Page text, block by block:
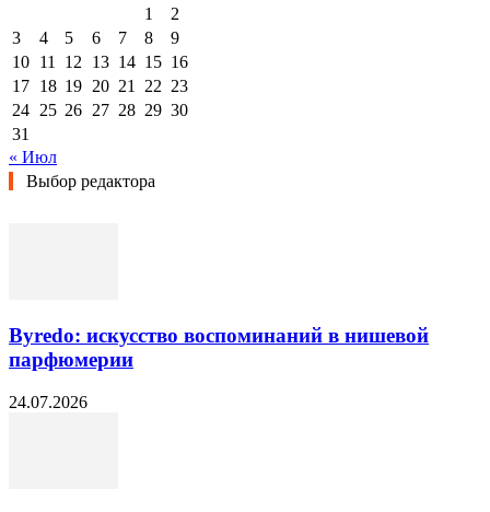
1
2
3
4 5 6 7 8
9
10 11 12 13 14 15 16
17 18 19 20 21 22 23
24 25 26 27 28 29 30
31
« Июл
Выбор редактора
Byredo: искусство воспоминаний в нишевой
парфюмерии
24.07.2026